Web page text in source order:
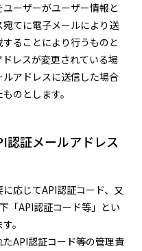
ーザーがユーザー情報と
てに電子メールにより送
ることにより行うものと
レスが変更されている場
アドレスに送信した場合
のとします。
認証メールアドレス
応じてAPI認証コード、又
「API認証コード等」とい
。
API認証コード等の管理責